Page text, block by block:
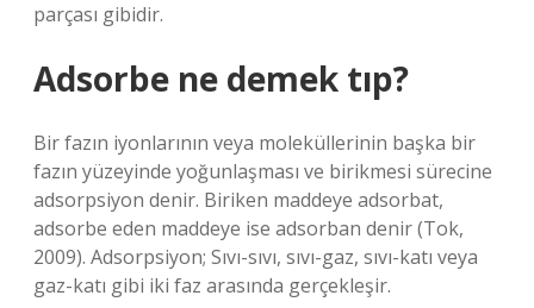
parçası gibidir.
Adsorbe ne demek tıp?
Bir fazın iyonlarının veya moleküllerinin başka bir
fazın yüzeyinde yoğunlaşması ve birikmesi sürecine
adsorpsiyon denir. Biriken maddeye adsorbat,
adsorbe eden maddeye ise adsorban denir (Tok,
2009). Adsorpsiyon; Sıvı-sıvı, sıvı-gaz, sıvı-katı veya
gaz-katı gibi iki faz arasında gerçekleşir.